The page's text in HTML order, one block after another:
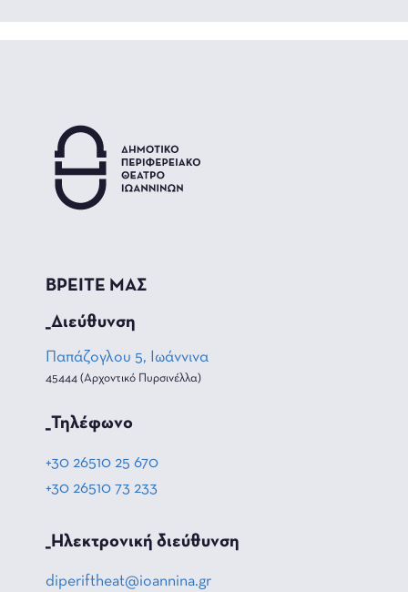
ΒΡΕΙΤΕ ΜΑΣ
_Διεύθυνση
Παπάζογλου 5, Ιωάννινα
45444 (Αρχοντικό Πυρσινέλλα)
_Τηλέφωνο
+30 26510 25 670
+30 26510 73 233
_Hλεκτρονική διεύθυνση
diperiftheat@ioannina.gr